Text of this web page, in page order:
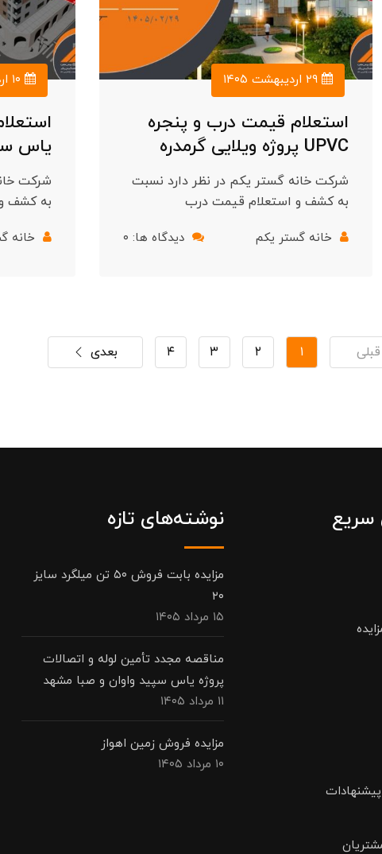
۲۹ اردیبهشت ۱۴۰۵
استعلام قیمت درب و پنجره
UPVC پروژه ویلایی گرمدره
شرکت خانه گستر یکم در نظر دارد نسبت
به کشف و استعلام قیمت درب
خانه گستر یکم دیدگاه ها: ۰
۱۰ اردیبهشت ۱۴۰۵
یاس
شرکت
به کشف
خانه
قبلی ۱ ۲ ۳ ۴ بعدی
نوشته‌های تازه
مزایده بابت فروش ۵۰ تن میلگرد سایز
۲۰
۱۵ مرداد ۱۴۰۵
مناقصه مجدد تأمین لوله و اتصالات
پروژه یاس سپید واوان و صبا مشهد
۱۱ مرداد ۱۴۰۵
مزایده فروش زمین اهواز
۱۰ مرداد ۱۴۰۵